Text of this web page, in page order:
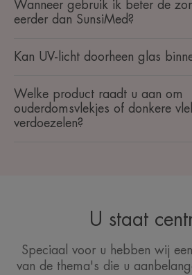
Wanneer gebruik ik beter de
eerder dan SunsiMed?
Kan UV-licht doorheen glas
Welke product raadt u aan om
ouderdomsvlekjes of donkere
verdoezelen?
U staat
Speciaal voor u hebben wij
van de thema's die u